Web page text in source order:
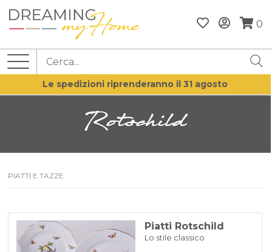
0
Le spedizioni riprenderanno il 31 agosto
Rotschild
PIATTI E TAZZE
Piatti Rotschild
Lo stile classico